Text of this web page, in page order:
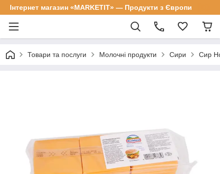
Інтернет магазин «MARKETIT» — Продукти з Європи
Товари та послуги Молочні продукти Сири Сир